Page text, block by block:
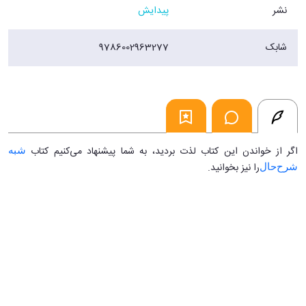
نشر پیدایش
شابک 9786002963277
اگر از خواندن این کتاب لذت بردید، به شما پیشنهاد می‌کنیم کتاب شبه
شرح‌حالرا نیز بخوانید.